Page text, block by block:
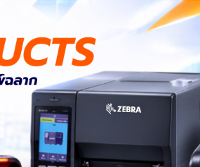
รคลังสินค้าที่ช่วยลด
บบ Real-time
ลังสินค้าที่บอกว่า
องคุณควรเริ่มใช้
กับ ERP ต่างกัน
ร? ทำไมหลายธุรกิจ
ร่วมกัน